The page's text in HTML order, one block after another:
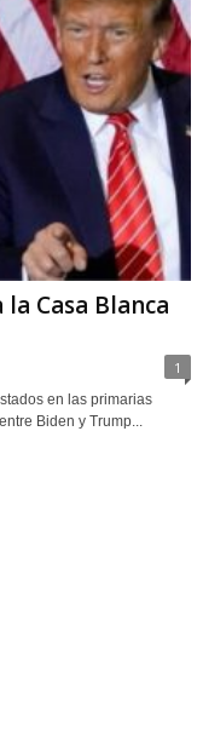
Casa Blanca
1
en las primarias
Biden y Trump...